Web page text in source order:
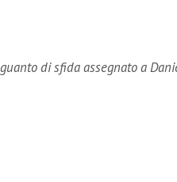
di sfida assegnato a